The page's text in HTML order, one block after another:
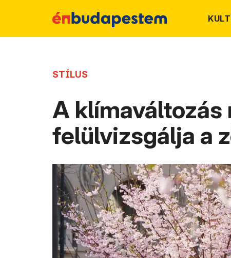
STÍLUS
A klímaváltozás
felülvizsgálja a